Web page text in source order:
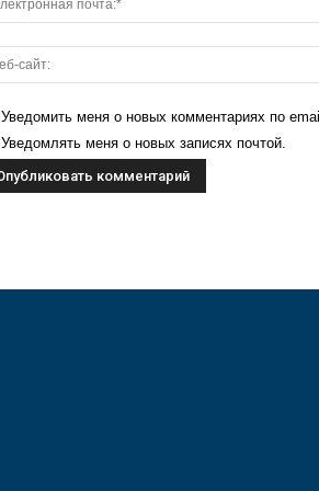
Уведомить меня о новых комментариях по
Уведомлять меня о новых записях почтой.